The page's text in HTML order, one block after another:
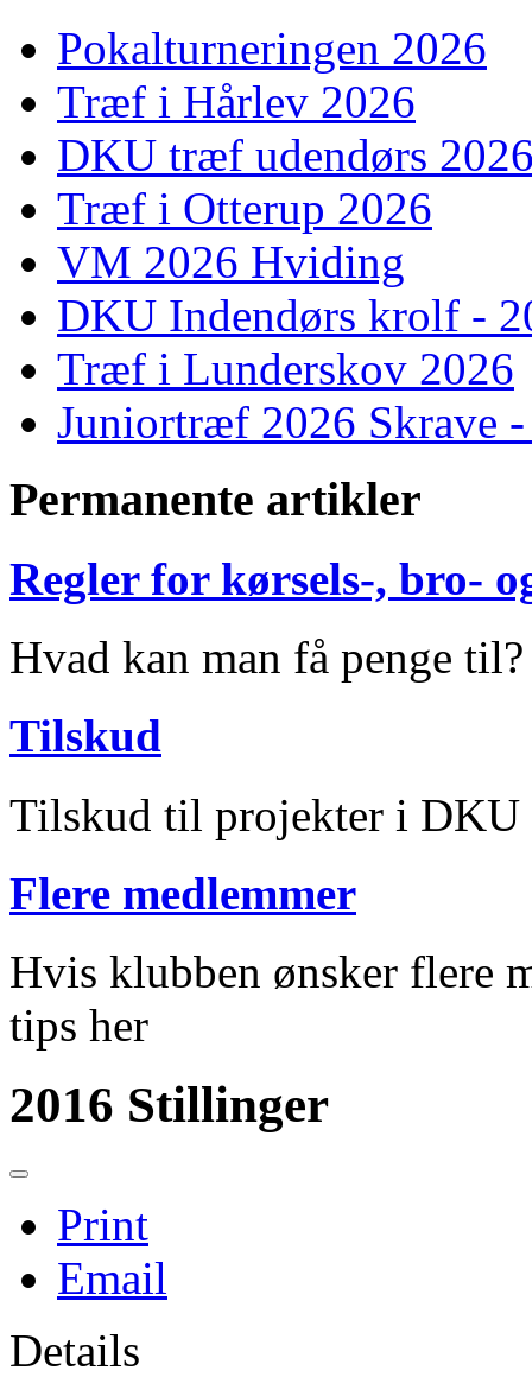
Pokalturneringen 2026
Træf i Hårlev 2026
DKU træf udendørs
Træf i Otterup 2026
VM 2026 Hviding
DKU Indendørs krolf -
Træf i Lunderskov 2026
Juniortræf 2026 Skrave
Permanente artikler
Regler for kørsels-, bro-
Hvad kan man få penge til?
Tilskud
Tilskud til projekter i DKU
Flere medlemmer
Hvis klubben ønsker flere
tips her
2016 Stillinger
Print
Email
Details